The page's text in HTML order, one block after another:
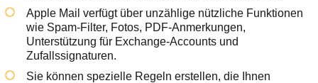
Apple Mail verfügt über unzählige nützliche Funktionen
wie Spam-Filter, Fotos, PDF-Anmerkungen,
Unterstützung für Exchange-Accounts und
Zufallssignaturen.
Sie können spezielle Regeln erstellen, die Ihnen